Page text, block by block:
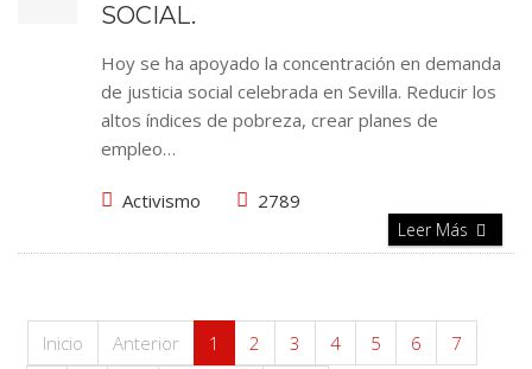
SOCIAL.
Hoy se ha apoyado la concentración en demanda
de justicia social celebrada en Sevilla. Reducir los
altos índices de pobreza, crear planes de
empleo…
Activismo 2789
Leer Más
Inicio Anterior 1 2 3 4 5 6
7